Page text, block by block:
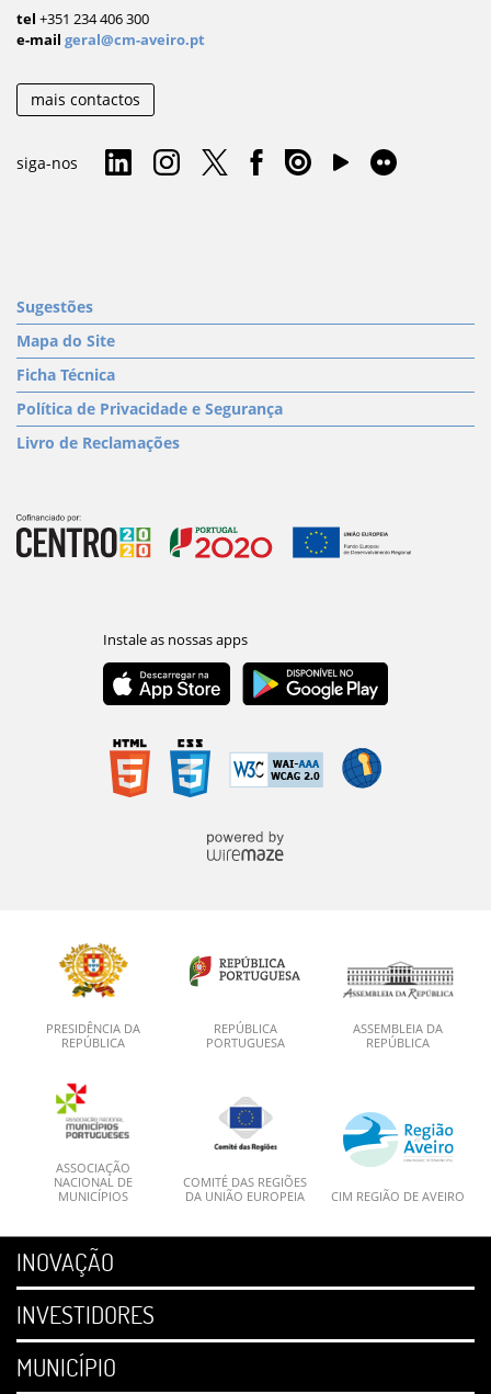
tel +351 234 406 300
e-mail geral@cm-aveiro.pt
mais contactos
siga-nos
Sugestões
Mapa do Site
Ficha Técnica
Política de Privacidade e Segurança
Livro de Reclamações
PRESIDÊNCIA DA
REPÚBLICA
REPÚBLICA
PORTUGUESA
ASSEMBLEIA DA
REPÚBLICA
ASSOCIAÇÃO
NACIONAL DE
MUNICÍPIOS
COMITÉ DAS REGIÕES
DA UNIÃO EUROPEIA
CIM REGIÃO DE AVEIRO
INOVAÇÃO
INVESTIDORES
MUNICÍPIO